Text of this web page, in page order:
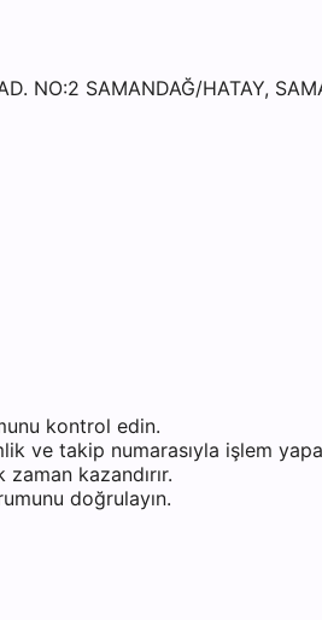
NO:2 SAMANDAĞ/HATAY,
kontrol edin.
ve takip numarasıyla işlem
kazandırır.
doğrulayın.